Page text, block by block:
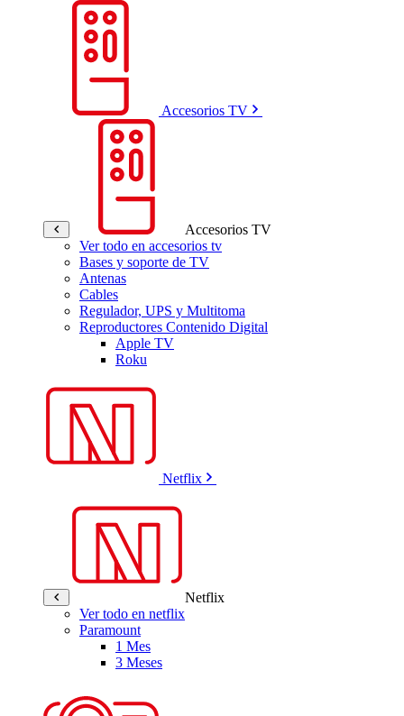
Accesorios TV
Accesorios TV
Ver todo en accesorios tv
Bases y soporte de TV
Antenas
Cables
Regulador, UPS y Multitoma
Reproductores Contenido Digital
Apple TV
Roku
Netflix
Netflix
Ver todo en netflix
Paramount
1 Mes
3 Meses